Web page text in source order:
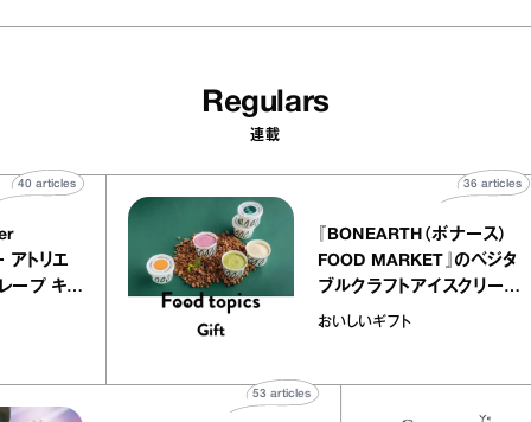
Regulars
連載
atelier
リー アトリエ
ルクレープ キャ
40 articles
『BONEARTH（ボナー
FOOD MARKET』の
ブルクラフトアイスク
｜真野知子の「おいし
おいしいギフト
36
articles